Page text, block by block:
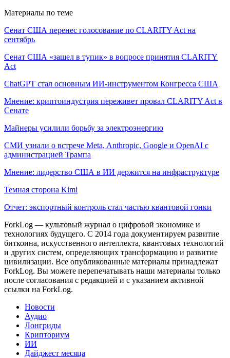
Материалы по теме
Сенат США перенес голосование по CLARITY Act на
сентябрь
Сенат США «зашел в тупик» в вопросе принятия CLARITY
Act
ChatGPT стал основным ИИ-инструментом Конгресса США
Мнение: криптоиндустрия переживет провал CLARITY Act в
Сенате
Майнеры усилили борьбу за электроэнергию
СМИ узнали о встрече Meta, Anthropic, Google и OpenAI с
администрацией Трампа
Мнение: лидерство США в ИИ держится на инфраструктуре
Темная сторона Kimi
Отчет: экспортный контроль стал частью квантовой гонки
ForkLog — культовый журнал о цифровой экономике и
технологиях будущего. С 2014 года документируем развитие
биткоина, искусственного интеллекта, квантовых технологий
и других систем, определяющих трансформацию и развитие
цивилизации. Все опубликованные материалы принадлежат
ForkLog. Вы можете перепечатывать наши материалы только
после согласования с редакцией и с указанием активной
ссылки на ForkLog.
Новости
Аудио
Лонгриды
Крипториум
ИИ
Дайджест месяца